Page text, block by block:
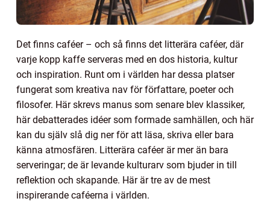
Det finns caféer – och så finns det litterära caféer, där
varje kopp kaffe serveras med en dos historia, kultur
och inspiration. Runt om i världen har dessa platser
fungerat som kreativa nav för författare, poeter och
filosofer. Här skrevs manus som senare blev klassiker,
här debatterades idéer som formade samhällen, och här
kan du själv slå dig ner för att läsa, skriva eller bara
känna atmosfären. Litterära caféer är mer än bara
serveringar; de är levande kulturarv som bjuder in till
reflektion och skapande. Här är tre av de mest
inspirerande caféerna i världen.